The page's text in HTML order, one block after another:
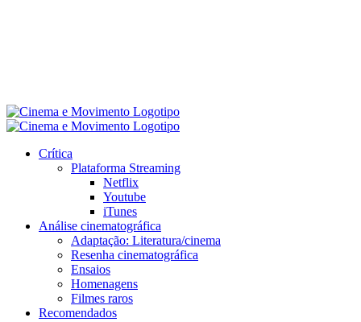
Crítica
Plataforma Streaming
Netflix
Youtube
iTunes
Análise cinematográfica
Adaptação: Literatura/cinema
Resenha cinematográfica
Ensaios
Homenagens
Filmes raros
Recomendados